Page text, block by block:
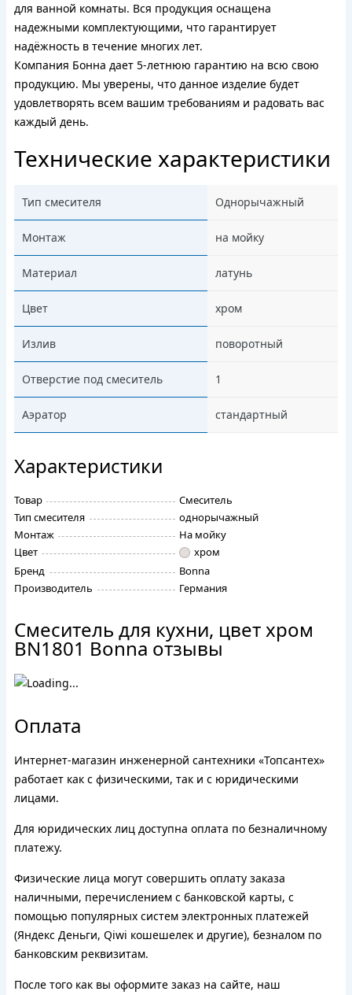
для ванной комнаты. Вся продукция оснащена
надежными комплектующими, что гарантирует
надёжность в течение многих лет.
Компания Бонна дает 5-летнюю гарантию на всю свою
продукцию. Мы уверены, что данное изделие будет
удовлетворять всем вашим требованиям и радовать вас
каждый день.
Технические характеристики
Тип смесителя Однорычажный
Монтаж на мойку
Материал латунь
Цвет хром
Излив поворотный
Отверстие под смеситель 1
Аэратор стандартный
Характеристики
Товар
Смеситель
Тип смесителя
однорычажный
Монтаж
На мойку
Цвет
хром
Бренд
Bonna
Производитель
Германия
Смеситель для кухни, цвет хром
BN1801 Bonna отзывы
Оплата
Интернет-магазин инженерной сантехники «Топсантех»
работает как с физическими, так и с юридическими
лицами.
Для юридических лиц доступна оплата по безналичному
платежу.
Физические лица могут совершить оплату заказа
наличными, перечислением с банковской карты, с
помощью популярных систем электронных платежей
(Яндекс Деньги, Qiwi кошешелек и другие), безналом по
банковским реквизитам.
После того как вы оформите заказ на сайте, наш